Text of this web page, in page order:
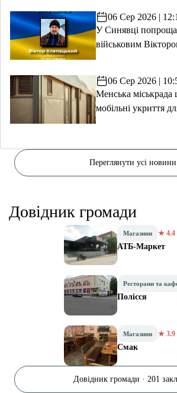
06 Сер 2026 |
У Синявці
військовим
06 Сер 2026 |
Менська
мобільні укриття
Переглянути усі новини
Довідник громади
Магазини ★ 4.4
АТБ-Маркет
Ресторани та
Полісся
Магазини ★ 3.9
Смак
Довідник громади · 201